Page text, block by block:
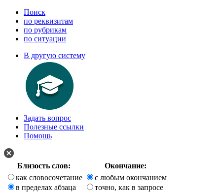
Поиск
по реквизитам
по рубрикам
по ситуации
В другую систему
Задать вопрос
Полезные ссылки
Помощь
Близость слов:
Окончание:
как словосочетание
в пределах абзаца
с любым окончанием
точно, как в запросе